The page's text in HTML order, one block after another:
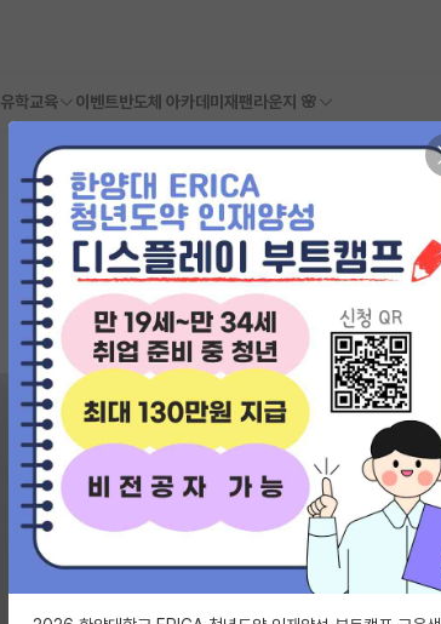
유학교육 이벤트반도체 아카데미 재팬라운지 🌸